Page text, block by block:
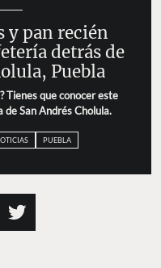
y pan recién
detrás de
Puebla
Tienes que conocer este
San Andrés Cholula.
PUEBLA